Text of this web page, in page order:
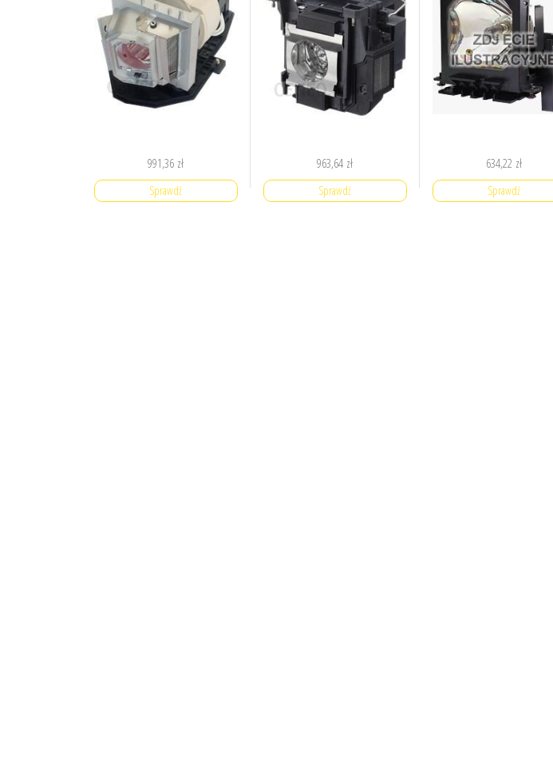
991,36 zł
Sprawdź
963,64 zł
Sprawdź
634,22 zł
Sprawdź